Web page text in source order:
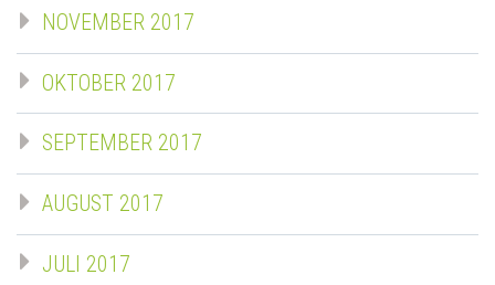
NOVEMBER 2017
OKTOBER 2017
SEPTEMBER 2017
AUGUST 2017
JULI 2017